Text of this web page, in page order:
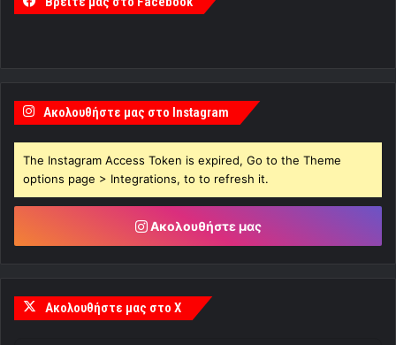
Ακολουθήστε μας στο Instagram
The Instagram Access Token is expired, Go to the Theme
options page > Integrations, to to refresh it.
Ακολουθήστε μας
Ακολουθήστε μας στο X